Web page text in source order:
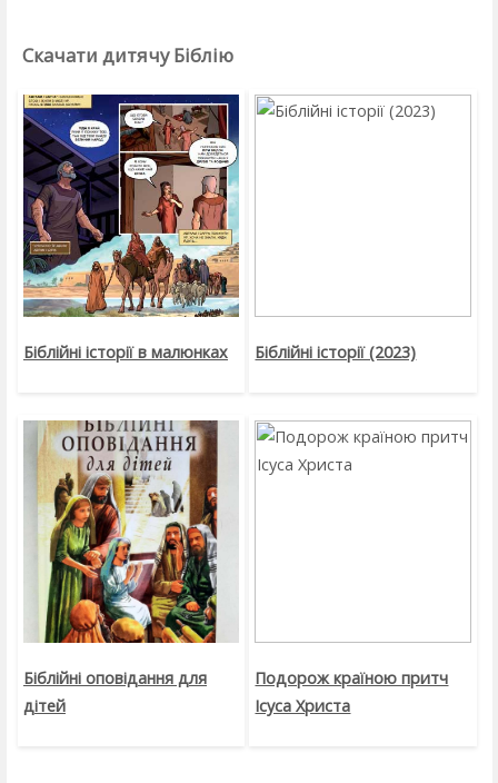
Скачати дитячу Біблію
Біблійні історії в малюнках Біблійні історії (2023)
Біблійні оповідання для
дітей
Подорож країною притч
Ісуса Христа